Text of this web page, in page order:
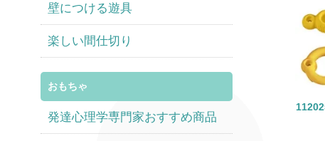
壁につける遊具
楽しい間仕切り
おもちゃ
発達心理学専門家おすすめ商品